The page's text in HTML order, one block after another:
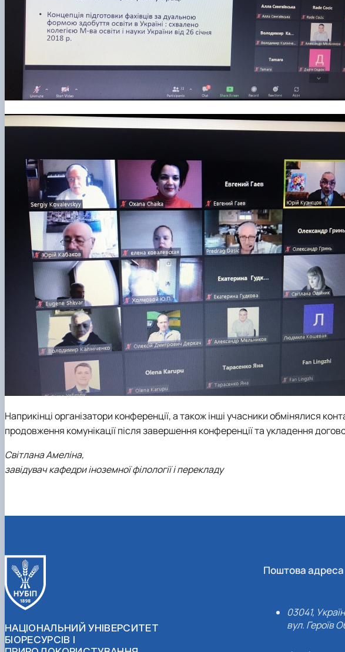
Наприкінці організатори конференції, а також інші учасники обмінялися
продовження комунікації після завершення конференції та укладення
Світлана Амеліна,
завідувач кафедри іноземної філології і перекладу
НАЦІОНАЛЬНИЙ УНІВЕРСИТЕТ
БІОРЕСУРСІВ І
Поштова адреса
03041,
вул. Героїв